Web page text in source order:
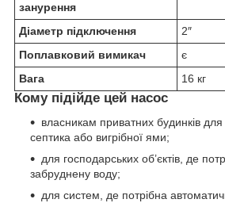
занурення
Діаметр підключення
2″
Поплавковий вимикач
є
Вага
16 кг
Кому підійде цей насос
власникам приватних будинків
септика або вигрібної ями;
для господарських об’єктів, де
забруднену воду;
для систем, де потрібна